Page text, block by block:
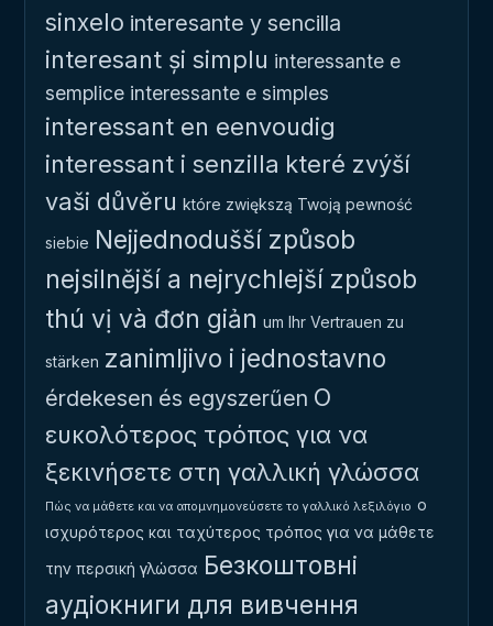
sinxelo interesante y sencilla
interesant și simplu interessante e
semplice interessante e simples
interessant en eenvoudig
interessant i senzilla které zvýší
vaši důvěru które zwiększą Twoją pewność
siebie Nejjednodušší způsob
nejsilnější a nejrychlejší způsob
thú vị và đơn giản um Ihr Vertrauen zu
stärken zanimljivo i jednostavno
érdekesen és egyszerűen Ο
ευκολότερος τρόπος για να
ξεκινήσετε στη γαλλική γλώσσα
Πώς να μάθετε και να απομνημονεύσετε το γαλλικό λεξιλόγιο ο
ισχυρότερος και ταχύτερος τρόπος για να μάθετε
την περσική γλώσσα Безкоштовні
аудіокниги для вивчення